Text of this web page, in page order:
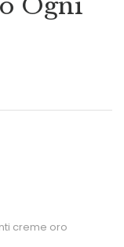
Ogni
creme oro